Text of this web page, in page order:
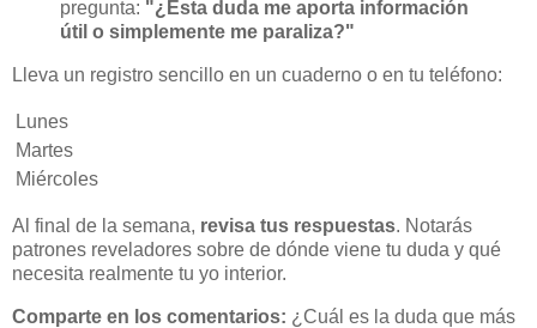
pregunta: "¿Esta duda me aporta información
útil o simplemente me paraliza?"
Lleva un registro sencillo en un cuaderno o en tu teléfono:
Lunes
Martes
Miércoles
Al final de la semana, revisa tus respuestas. Notarás
patrones reveladores sobre de dónde viene tu duda y qué
necesita realmente tu yo interior.
Comparte en los comentarios: ¿Cuál es la duda que más